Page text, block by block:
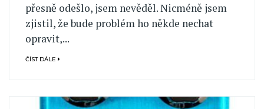
přesně odešlo, jsem nevěděl. Nicméně jsem
zjistil, že bude problém ho někde nechat
opravit,...
ČÍST DÁLE